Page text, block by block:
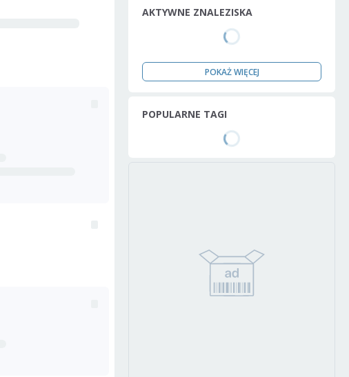
AKTYWNE ZNALEZISKA
POKAŻ WIĘCEJ
POPULARNE TAGI